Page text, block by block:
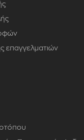
επαγγελματιών